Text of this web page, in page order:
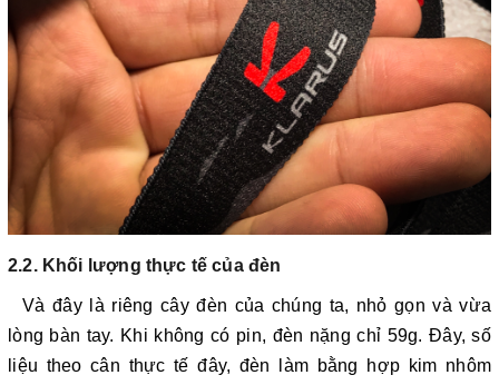
2.2. Khối lượng thực tế của đèn
Và đây là riêng cây đèn của chúng ta, nhỏ gọn và vừa
lòng bàn tay. Khi không có pin, đèn nặng chỉ 59g. Đây, số
liệu theo cân thực tế đây, đèn làm bằng hợp kim nhôm